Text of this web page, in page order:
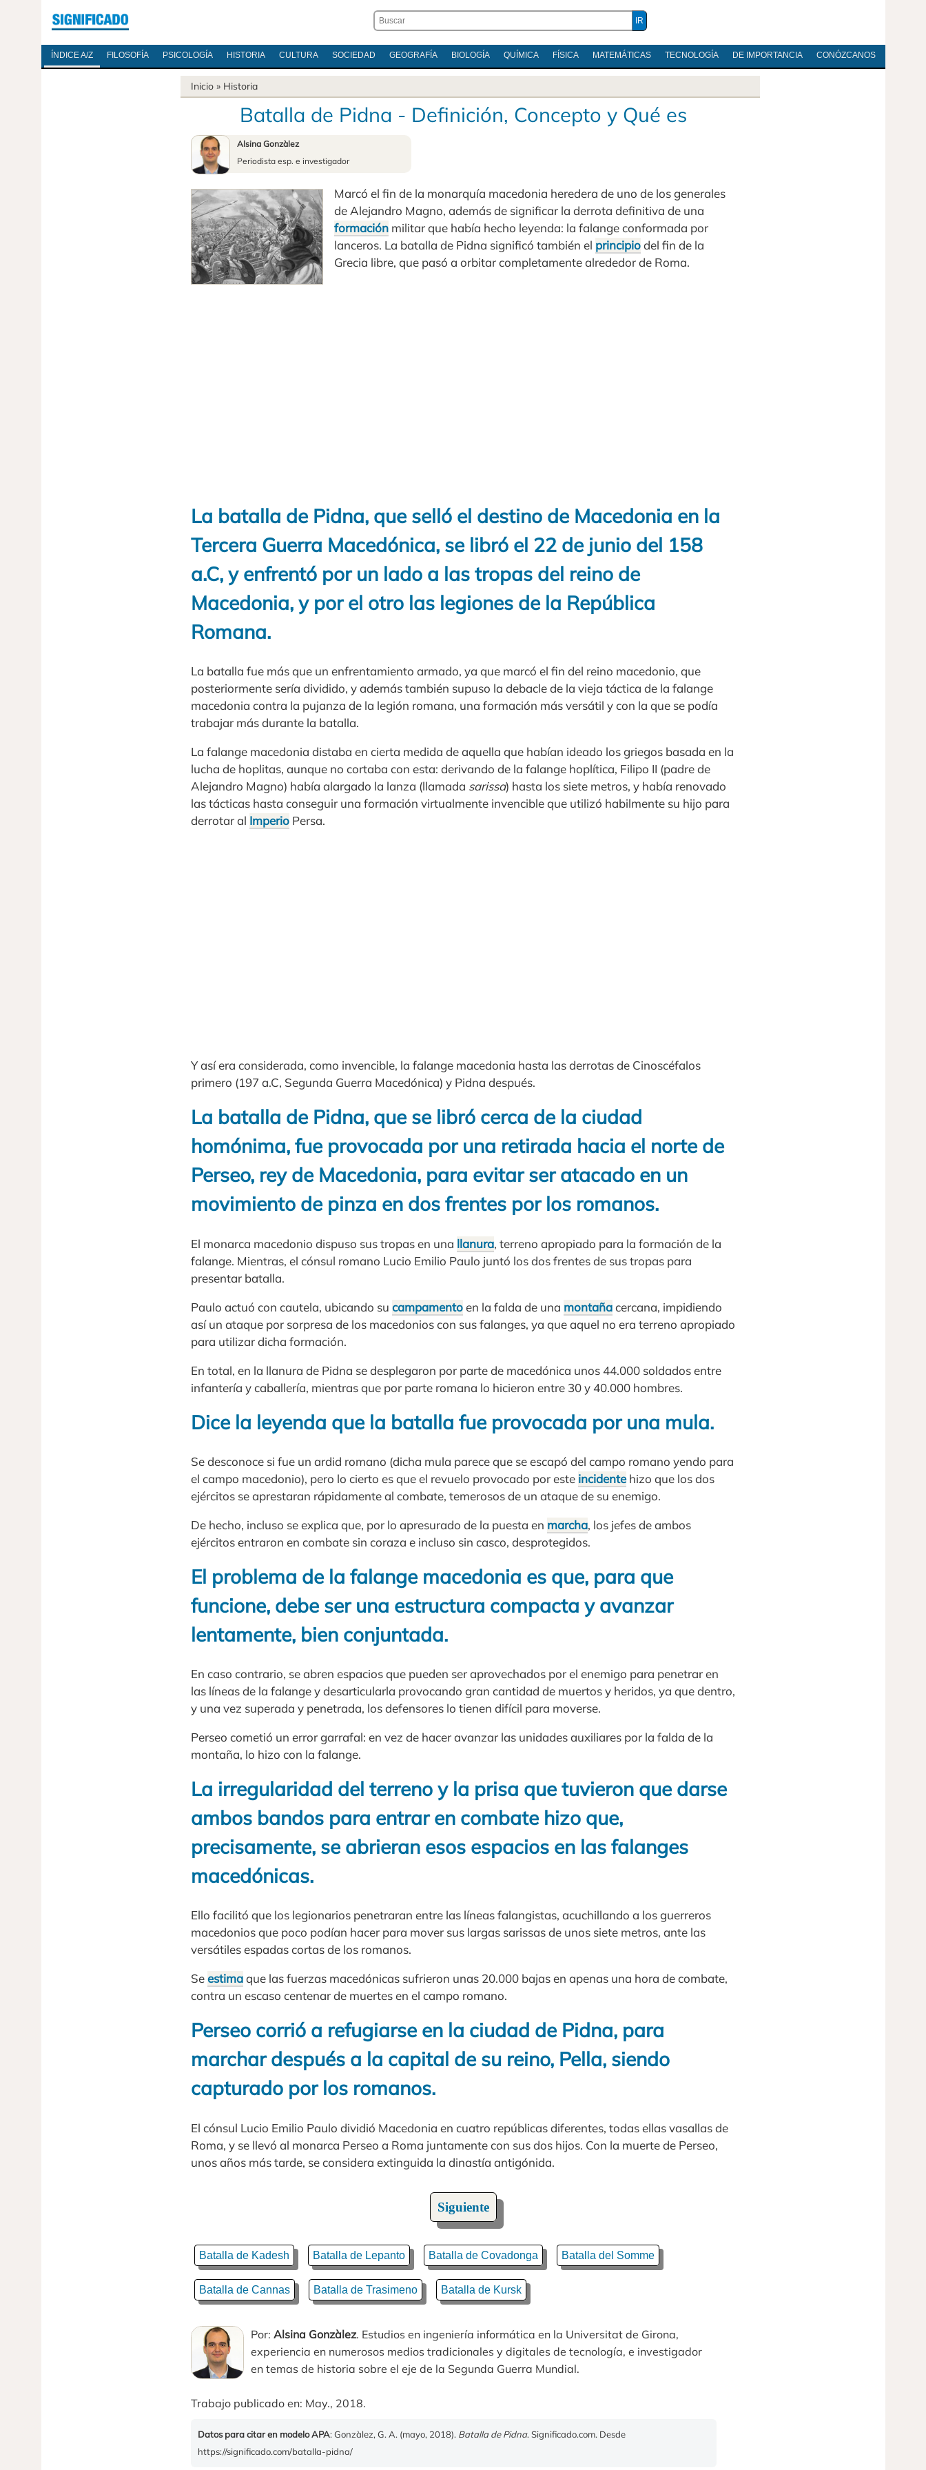
ÍNDICE A/Z FILOSOFÍA PSICOLOGÍA HISTORIA CULTURA SOCIEDAD GEOGRAFÍA BIOLOGÍA QUÍMICA FÍSICA MATEMÁTICAS TECNOLOGÍA DE IMPORTANCIA CONÓZCANOS
Inicio » Historia
Batalla de Pidna - Definición, Concepto y Qué es
Alsina Gonzàlez
Periodista esp. e investigador
Marcó el fin de la monarquía macedonia heredera de uno de los generales
de Alejandro Magno, además de significar la derrota definitiva de una
formación militar que había hecho leyenda: la falange conformada por
lanceros. La batalla de Pidna significó también el principiodel fin de la
Grecia libre, que pasó a orbitar completamente alrededor de Roma.
La batalla de Pidna, que selló el destino de Macedonia en la
Tercera Guerra Macedónica, se libró el 22 de junio del 158
a.C, y enfrentó por un lado a las tropas del reino de
Macedonia, y por el otro las legiones de la República
Romana.
La batalla fue más que un enfrentamiento armado, ya que marcó el fin del reino macedonio, que
posteriormente sería dividido, y además también supuso la debacle de la vieja táctica de la falange
macedonia contra la pujanza de la legión romana, una formación más versátil y con la que se podía
trabajar más durante la batalla.
La falange macedonia distaba en cierta medida de aquella que habían ideado los griegos basada en la
lucha de hoplitas, aunque no cortaba con esta: derivando de la falange hoplítica, Filipo II (padre de
Alejandro Magno) había alargado la lanza (llamada sarissa) hasta los siete metros, y había renovado
las tácticas hasta conseguir una formación virtualmente invencible que utilizó habilmente su hijo para
derrotar al Imperio Persa.
Y así era considerada, como invencible, la falange macedonia hasta las derrotas de Cinoscéfalos
primero (197 a.C, Segunda Guerra Macedónica) y Pidna después.
La batalla de Pidna, que se libró cerca de la ciudad
homónima, fue provocada por una retirada hacia el norte de
Perseo, rey de Macedonia, para evitar ser atacado en un
movimiento de pinza en dos frentes por los romanos.
El monarca macedonio dispuso sus tropas en una llanura, terreno apropiado para la formación de la
falange. Mientras, el cónsul romano Lucio Emilio Paulo juntó los dos frentes de sus tropas para
presentar batalla.
Paulo actuó con cautela, ubicando su campamentoen la falda de una montañacercana, impidiendo
así un ataque por sorpresa de los macedonios con sus falanges, ya que aquel no era terreno apropiado
para utilizar dicha formación.
En total, en la llanura de Pidna se desplegaron por parte de macedónica unos 44.000 soldados entre
infantería y caballería, mientras que por parte romana lo hicieron entre 30 y 40.000 hombres.
Dice la leyenda que la batalla fue provocada por una mula.
Se desconoce si fue un ardid romano (dicha mula parece que se escapó del campo romano yendo para
el campo macedonio), pero lo cierto es que el revuelo provocado por este incidentehizo que los dos
ejércitos se aprestaran rápidamente al combate, temerosos de un ataque de su enemigo.
De hecho, incluso se explica que, por lo apresurado de la puesta en marcha, los jefes de ambos
ejércitos entraron en combate sin coraza e incluso sin casco, desprotegidos.
El problema de la falange macedonia es que, para que
funcione, debe ser una estructura compacta y avanzar
lentamente, bien conjuntada.
En caso contrario, se abren espacios que pueden ser aprovechados por el enemigo para penetrar en
las líneas de la falange y desarticularla provocando gran cantidad de muertos y heridos, ya que dentro,
y una vez superada y penetrada, los defensores lo tienen difícil para moverse.
Perseo cometió un error garrafal: en vez de hacer avanzar las unidades auxiliares por la falda de la
montaña, lo hizo con la falange.
La irregularidad del terreno y la prisa que tuvieron que darse
ambos bandos para entrar en combate hizo que,
precisamente, se abrieran esos espacios en las falanges
macedónicas.
Ello facilitó que los legionarios penetraran entre las líneas falangistas, acuchillando a los guerreros
macedonios que poco podían hacer para mover sus largas sarissas de unos siete metros, ante las
versátiles espadas cortas de los romanos.
Seestimaque las fuerzas macedónicas sufrieron unas 20.000 bajas en apenas una hora de combate,
contra un escaso centenar de muertes en el campo romano.
Perseo corrió a refugiarse en la ciudad de Pidna, para
marchar después a la capital de su reino, Pella, siendo
capturado por los romanos.
El cónsul Lucio Emilio Paulo dividió Macedonia en cuatro repúblicas diferentes, todas ellas vasallas de
Roma, y se llevó al monarca Perseo a Roma juntamente con sus dos hijos. Con la muerte de Perseo,
unos años más tarde, se considera extinguida la dinastía antigónida.
Siguiente
Batalla de Kadesh Batalla de Lepanto Batalla de Covadonga Batalla del Somme
Batalla de Cannas Batalla de Trasimeno Batalla de Kursk
Por: Alsina Gonzàlez. Estudios en ingeniería informática en la Universitat de Girona,
experiencia en numerosos medios tradicionales y digitales de tecnología, e investigador
en temas de historia sobre el eje de la Segunda Guerra Mundial.
Trabajo publicado en: May., 2018.
Datos para citar en modelo APA: Gonzàlez, G. A. (mayo, 2018). Batalla de Pidna. Significado.com. Desde
https://significado.com/batalla-pidna/